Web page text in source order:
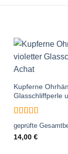
Kupferne
Glasschliffperle
Bewertet
mit5von 5
geprüfte
14,00 €